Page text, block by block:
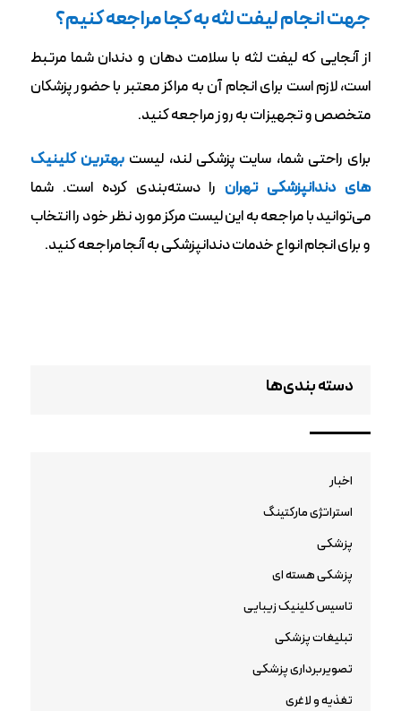
جهت انجام لیفت لثه به کجا مراجعه کنیم؟
از آنجایی که لیفت لثه با سلامت دهان و دندان شما مرتبط
است، لازم است برای انجام آن به مراکز معتبر با حضور پزشکان
متخصص و تجهیزات به روز مراجعه کنید.
برای راحتی شما، سایت پزشکی لند، لیستبهترین کلینیک
های دندانپزشکی تهران را دسته‌بندی کرده است. شما
می‌توانید با مراجعه به این لیست مرکز مورد نظر خود را انتخاب
و برای انجام انواع خدمات دندانپزشکی به آنجا مراجعه کنید.
دسته بندی‌ها
اخبار
استراتژی مارکتینگ
پزشکی
پزشکی هسته ای
تاسیس کلینیک زیبایی
تبلیغات پزشکی
تصویربرداری پزشکی
تغذیه و لاغری